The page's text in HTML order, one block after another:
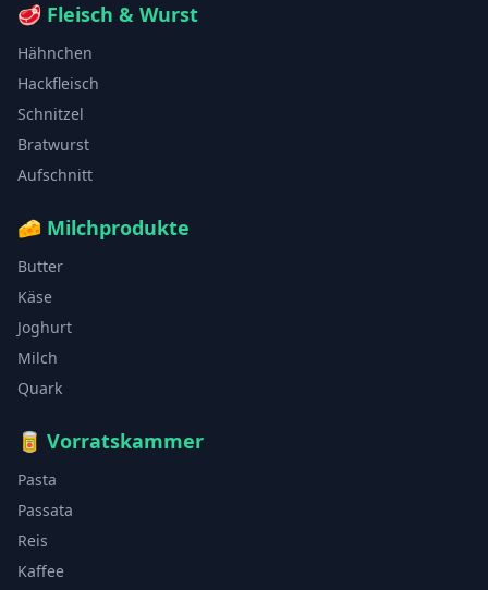
🥩 Fleisch & Wurst
Hähnchen
Hackfleisch
Schnitzel
Bratwurst
Aufschnitt
🧀 Milchprodukte
Butter
Käse
Joghurt
Milch
Quark
🥫 Vorratskammer
Pasta
Passata
Reis
Kaffee